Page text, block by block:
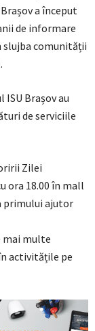
a început
de informare
slujba comunității
Brașov au
de serviciile
Zilei
ora 18.00 în mall
primului ajutor
mai multe
activitățile pe